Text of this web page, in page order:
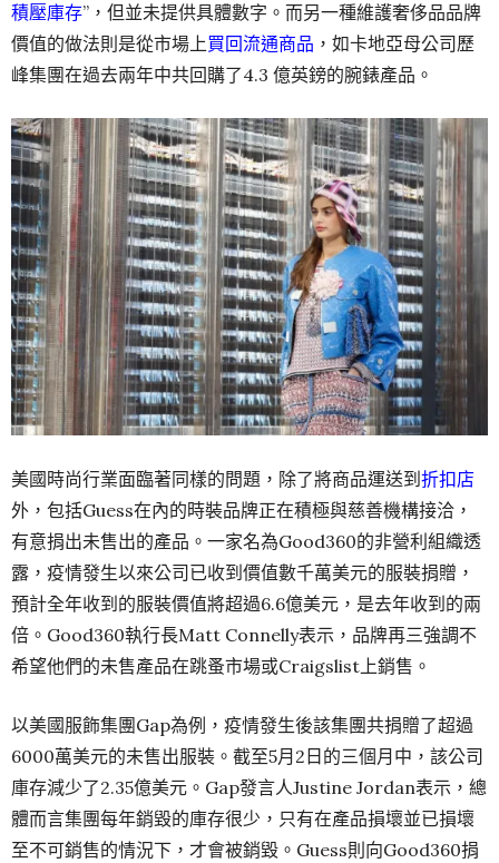
積壓庫存”，但並未提供具體數字。而另一種維護奢侈品品牌
價值的做法則是從市場上買回流通商品 ，如卡地亞母公司歷
峰集團在過去兩年中共回購了4.3 億英鎊的腕錶產品。
美國時尚行業面臨著同樣的問題，除了將商品運送到 折扣店
外，包括Guess在內的時裝品牌正在積極與慈善機構接洽，
有意捐出未售出的產品。一家名為Good360的非營利組織透
露，疫情發生以來公司已收到價值數千萬美元的服裝捐贈，
預計全年收到的服裝價值將超過6.6億美元，是去年收到的兩
倍。Good360執行長Matt Connelly表示，品牌再三強調不
希望他們的未售產品在跳蚤市場或Craigslist上銷售。
以美國服飾集團Gap為例，疫情發生後該集團共捐贈了超過
6000萬美元的未售出服裝。截至5月2日的三個月中，該公司
庫存減少了2.35億美元。Gap發言人Justine Jordan表示，總
體而言集團每年銷毀的庫存很少，只有在產品損壞並已損壞
至不可銷售的情況下，才會被銷毀。Guess則向Good360捐